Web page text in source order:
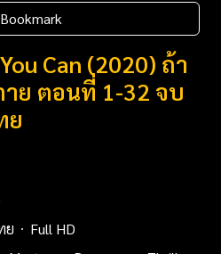
Bookmark
Can (2020) ถ้า
ย ตอนที่ 1-32 จบ
ย
ย
Full HD